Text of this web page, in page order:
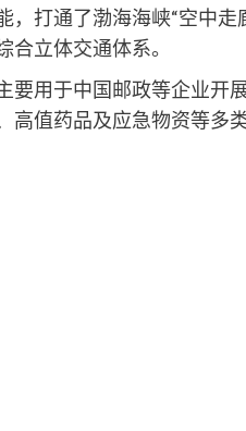
，打通了渤海海峡“空中走
合立体交通体系。
要用于中国邮政等企业开
高值药品及应急物资等多类